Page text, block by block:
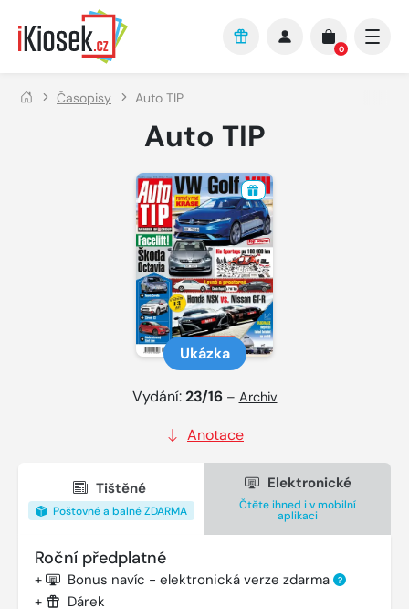
Přejít na hlavní obsah
0
Časopisy Auto TIP
Auto TIP
Ukázka
Vydání:23/16 – Archiv
Anotace
Tištěné
Poštovné a balné ZDARMA
Elektronické
Čtěte ihned i v mobilní
aplikaci
Roční předplatné
+ Bonus navíc - elektronická verze zdarma ?
+ Dárek